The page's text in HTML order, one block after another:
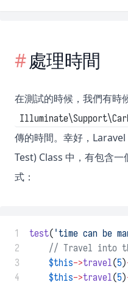
處理時間
在測試的時候，我們有時
傳的時間。幸好，
Test) Class 中，有包含
式：
1 test( 'time can be
2
// Travel into
3
$this->travel(5)
4
$this->travel(5)